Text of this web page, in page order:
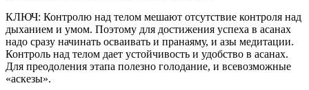
КЛЮЧ: Контролю над телом мешают отсутствие контроля над
дыханием и умом. Поэтому для достижения успеха в асанах
надо сразу начинать осваивать и пранаяму, и азы медитации.
Контроль над телом дает устойчивость и удобство в асанах.
Для преодоления этапа полезно голодание, и всевозможные
«аскезы».